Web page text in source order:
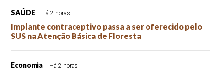
SAÚDE Há 2 horas
Implante contraceptivo passa a ser oferecido pelo
SUS na Atenção Básica de Floresta
Economia Há 2 horas